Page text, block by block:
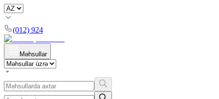
(012) 924
Məhsullar